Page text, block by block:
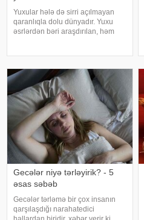
Yuxular hələ də sirri açılmayan
qaranlıqla dolu dünyadır. Yuxu
əsrlərdən bəri araşdırılan, həm
rəngarəng yuxular bəzən də
cinsəlikl
Gecələr niyə tərləyirik? - 5
əsas səbəb
Gecələr tərləmə bir çox insanın
qarşılaşdığı narahatedici